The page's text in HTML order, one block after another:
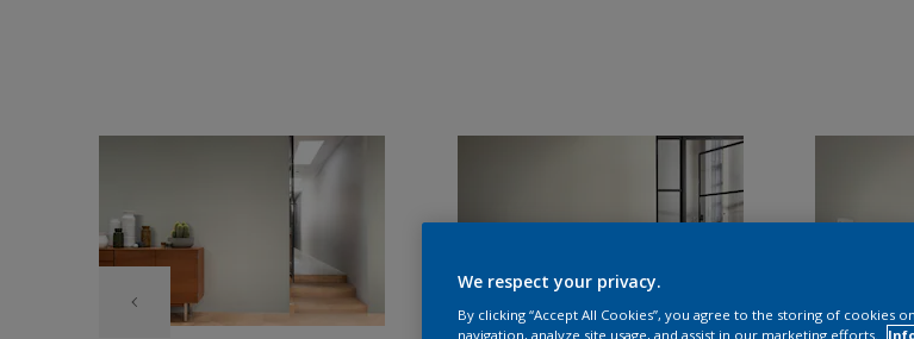
We respect your privacy.
By clicking “Accept All Cookies”, you agree to the storing of cookies
navigation, analyze site usage, and assist in our marketing efforts.